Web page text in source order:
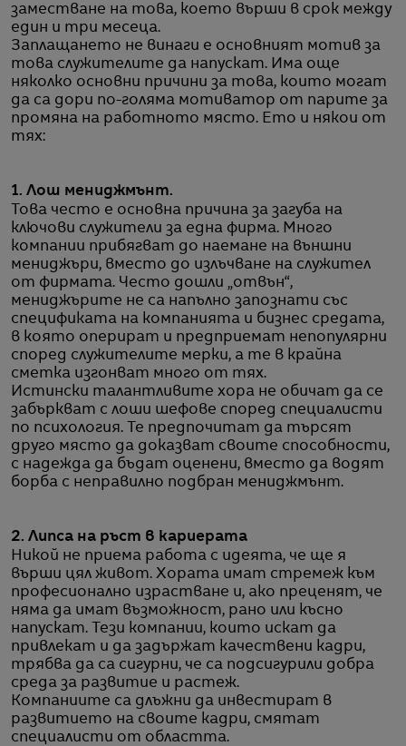
заместване на това, което върши в срок между
един и три месеца.
Заплащането не винаги е основният мотив за
това служителите да напускат. Има още
няколко основни причини за това, които могат
да са дори по-голяма мотиватор от парите за
промяна на работното място. Ето и някои от
тях:
1. Лош мениджмънт.
Това често е основна причина за загуба на
ключови служители за една фирма. Много
компании прибягват до наемане на външни
мениджъри, вместо до излъчване на служител
от фирмата. Често дошли „отвън“,
мениджърите не са напълно запознати със
спецификата на компанията и бизнес средата,
в която оперират и предприемат непопулярни
според служителите мерки, а те в крайна
сметка изгонват много от тях.
Истински талантливите хора не обичат да се
забъркват с лоши шефове според специалисти
по психология. Те предпочитат да търсят
друго място да доказват своите способности,
с надежда да бъдат оценени, вместо да водят
борба с неправилно подбран мениджмънт.
2. Липса на ръст в кариерата
Никой не приема работа с идеята, че ще я
върши цял живот. Хората имат стремеж към
професионално израстване и, ако преценят, че
няма да имат възможност, рано или късно
напускат. Тези компании, които искат да
привлекат и да задържат качествени кадри,
трябва да са сигурни, че са подсигурили добра
среда за развитие и растеж.
Компаниите са длъжни да инвестират в
развитието на своите кадри, смятат
специалисти от областта.